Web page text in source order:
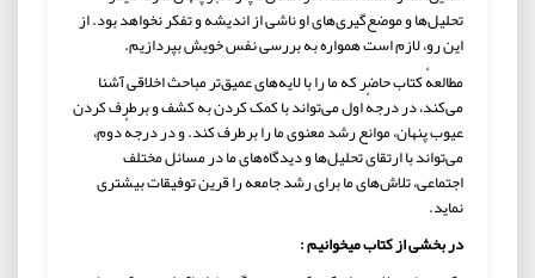
تحلیل‌ها و موضع‌گیری‌های او ناشی از اندیشه و تفکر نخواهد بود. از
این رو، لازم است همواره به بررسی نفس خویش بپردازیم.
مطالعهٔ کتاب حاضر که ما را با لایه‌های عمیق‌تر مباحث اخلاقی آشنا
می‌کند، در درجهٔ اول می‌تواند با کمک کردن به کشف و برطرف کردن
عیوب پنهان، موانع رشد معنوی ما را برطرف کند. و در درجهٔ دوم،
می‌تواند با ارتقای تحلیل‌ها و دیدگاه‌های ما در مسائل مختلف
اجتماعی، تلاش‌های ما برای رشد جامعه را قرین توفیقات بیشتری
نماید.
در بخشی از کتاب میخوانیم :